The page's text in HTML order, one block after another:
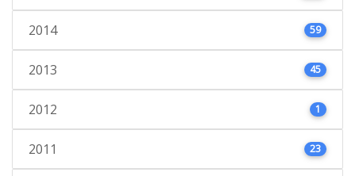
2014 59
2013 45
2012 1
2011 23